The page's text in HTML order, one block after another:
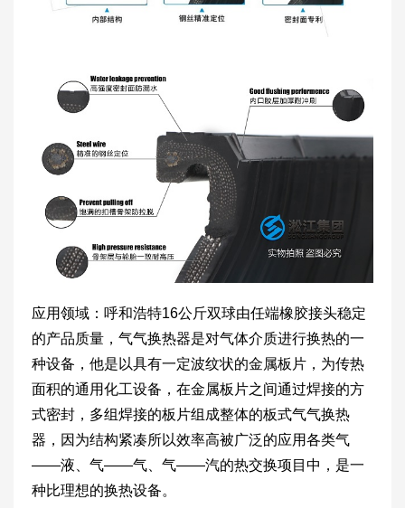
应用领域：呼和浩特16公斤双球由任端橡胶接头稳定
的产品质量，气气换热器是对气体介质进行换热的一
种设备，他是以具有一定波纹状的金属板片，为传热
面积的通用化工设备，在金属板片之间通过焊接的方
式密封，多组焊接的板片组成整体的板式气气换热
器，因为结构紧凑所以效率高被广泛的应用各类气
——液、气——气、气——汽的热交换项目中，是一
种比理想的换热设备。